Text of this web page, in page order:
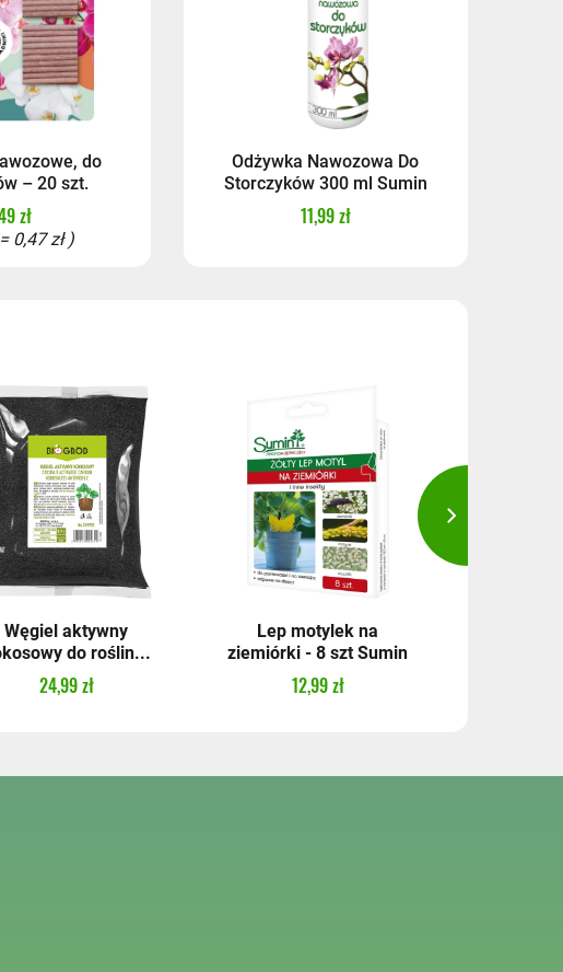
do
– 20 szt.
zł
0,47 zł )
Odżywka Nawozowa Do
Storczyków 300 ml Sumin
11,99 zł
Węgiel aktywny
do roślin...
24,99 zł
Lep motylek na
ziemiórki - 8 szt Sumin
12,99 zł